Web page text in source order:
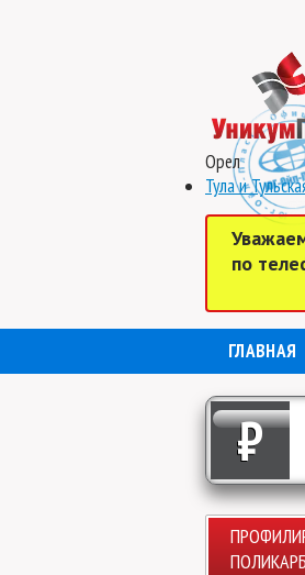
Орел
Тула и
по
ГЛАВНАЯ
₽